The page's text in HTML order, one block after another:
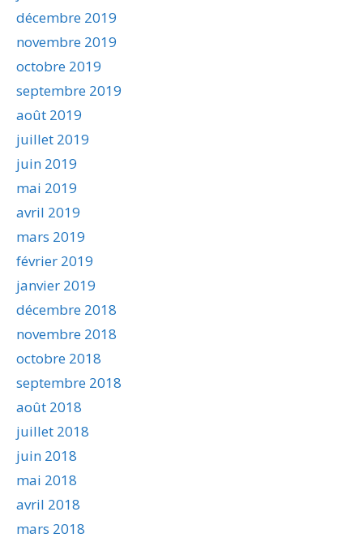
décembre 2019
novembre 2019
octobre 2019
septembre 2019
août 2019
juillet 2019
juin 2019
mai 2019
avril 2019
mars 2019
février 2019
janvier 2019
décembre 2018
novembre 2018
octobre 2018
septembre 2018
août 2018
juillet 2018
juin 2018
mai 2018
avril 2018
mars 2018